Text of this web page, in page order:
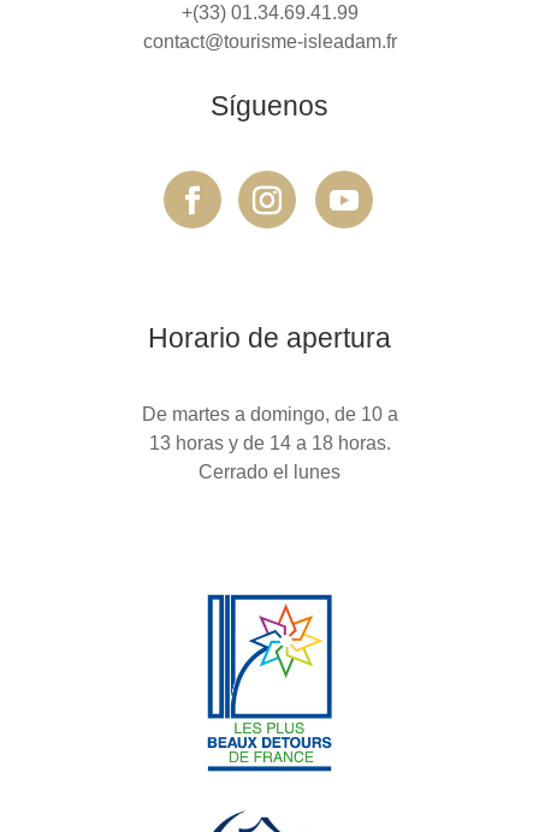
+(33) 01.34.69.41.99
contact@tourisme-isleadam.fr
Síguenos
Horario de apertura
De martes a domingo, de 10 a
13 horas y de 14 a 18 horas.
Cerrado el lunes